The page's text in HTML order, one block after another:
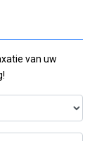
van uw